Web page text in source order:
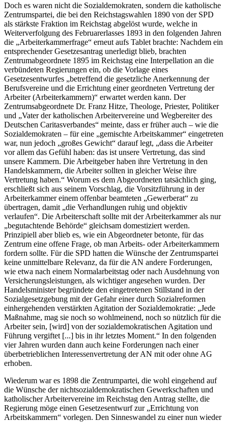
Doch es waren nicht die Sozialdemokraten, sondern die katholische
Zentrumspartei, die bei den Reichstagswahlen 1890 von der SPD
als stärkste Fraktion im Reichstag abgelöst wurde, welche in
Weiterverfolgung des Februarerlasses 1893 in den folgenden Jahren
die „Arbeiterkammerfrage“ erneut aufs Tablet brachte: Nachdem ein
entsprechender Gesetzesantrag unerledigt blieb, brachten
Zentrumabgeordnete 1895 im Reichstag eine Interpellation an die
verbündeten Regierungen ein, ob die Vorlage eines
Gesetzesentwurfes „betreffend die gesetzliche Anerkennung der
Berufsvereine und die Errichtung einer geordneten Vertretung der
Arbeiter (Arbeiterkammern)“ erwartet werden kann. Der
Zentrumsabgeordnete Dr. Franz Hitze, Theologe, Priester, Politiker
und „Vater der katholischen Arbeitervereine und Wegbereiter des
Deutschen Caritasverbandes“ meinte, dass er früher auch – wie die
Sozialdemokraten – für eine „gemischte Arbeitskammer“ eingetreten
war, nun jedoch „großes Gewicht“ darauf legt, „dass die Arbeiter
vor allem das Gefühl haben: das ist unsere Vertretung, das sind
unsere Kammern. Die Arbeitgeber haben ihre Vertretung in den
Handelskammern, die Arbeiter sollten in gleicher Weise ihre
Vertretung haben.“ Worum es dem Abgeordneten tatsächlich ging,
erschließt sich aus seinem Vorschlag, die Vorsitzführung in der
Arbeiterkammer einem offenbar beamteten „Gewerberat“ zu
übertragen, damit „die Verhandlungen ruhig und objektiv
verlaufen“. Die Arbeiterschaft sollte mit der Arbeiterkammer als nur
„begutachtende Behörde“ gleichsam domestiziert werden.
Prinzipiell aber blieb es, wie ein Abgeordneter betonte, für das
Zentrum eine offene Frage, ob man Arbeits- oder Arbeiterkammern
fordern sollte. Für die SPD hatten die Wünsche der Zentrumspartei
keine unmittelbare Relevanz, da für die AN andere Forderungen,
wie etwa nach einem Normalarbeitstag oder nach Ausdehnung von
Versicherungsleistungen, als wichtiger angesehen wurden. Der
Handelsminister begründete den eingetretenen Stillstand in der
Sozialgesetzgebung mit der Gefahr einer durch Sozialreformen
einhergehenden verstärkten Agitation der Sozialdemokratie: „Jede
Maßnahme, mag sie noch so wohlmeinend, noch so nützlich für die
Arbeiter sein, [wird] von der sozialdemokratischen Agitation und
Führung vergiftet [...] bis in ihr letztes Moment.“ In den folgenden
vier Jahren wurden dann auch keine Forderungen nach einer
überbetrieblichen Interessenvertretung der AN mit oder ohne AG
erhoben.
Wiederum war es 1898 die Zentrumpartei, die wohl eingehend auf
die Wünsche der nichtsozialdemokratischen Gewerkschaften und
katholischer Arbeitervereine im Reichstag den Antrag stellte, die
Regierung möge einen Gesetzesentwurf zur „Errichtung von
Arbeitskammern“ vorlegen. Den Sinneswandel zu einer nun wieder